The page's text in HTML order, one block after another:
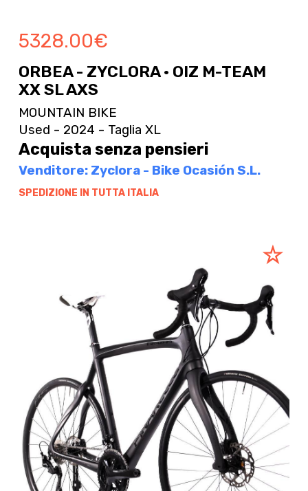
5328.00€
ORBEA - ZYCLORA · OIZ M-TEAM
XX SL AXS
MOUNTAIN BIKE
Used - 2024 - Taglia XL
Acquista senza pensieri
Venditore: Zyclora - Bike Ocasión S.L.
SPEDIZIONE IN TUTTA ITALIA